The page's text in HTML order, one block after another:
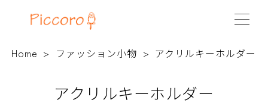
Home ファッション小物 アクリルキーホルダー
アクリルキーホルダー